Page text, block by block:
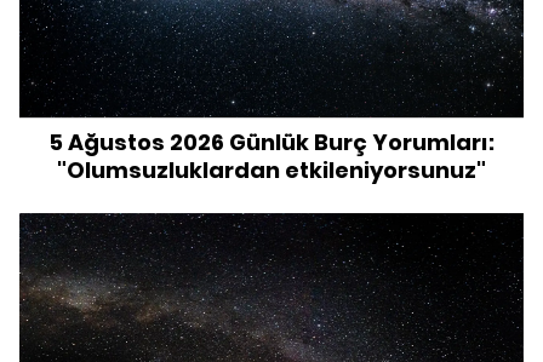
5 Ağustos 2026 Günlük Burç Yorumları:
"Olumsuzluklardan etkileniyorsunuz"